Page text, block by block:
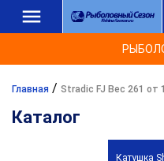
Главная / Stradic FJ Вес 261 от
Каталог
Катушка